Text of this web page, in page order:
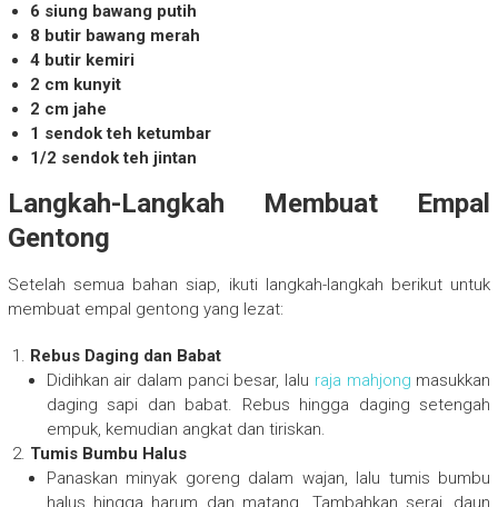
6 siung bawang putih
8 butir bawang merah
4 butir kemiri
2 cm kunyit
2 cm jahe
1 sendok teh ketumbar
1/2 sendok teh jintan
Langkah-Langkah Membuat Empal
Gentong
Setelah semua bahan siap, ikuti langkah-langkah berikut untuk
membuat empal gentong yang lezat:
Rebus Daging dan Babat
Didihkan air dalam panci besar, lalu raja mahjong masukkan
daging sapi dan babat. Rebus hingga daging setengah
empuk, kemudian angkat dan tiriskan.
Tumis Bumbu Halus
Panaskan minyak goreng dalam wajan, lalu tumis bumbu
halus hingga harum dan matang. Tambahkan serai, daun